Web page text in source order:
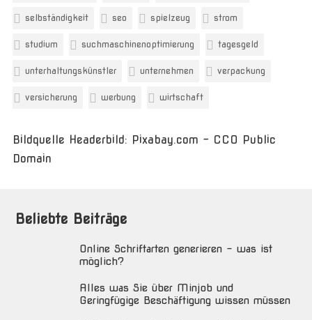
selbständigkeit seo spielzeug strom
studium suchmaschinenoptimierung tagesgeld
unterhaltungskünstler unternehmen verpackung
versicherung werbung wirtschaft
Bildquelle Headerbild: Pixabay.com - CC0 Public
Domain
Beliebte Beiträge
Online Schriftarten generieren – was ist
möglich?
Alles was Sie über Minjob und
Geringfügige Beschäftigung wissen müssen